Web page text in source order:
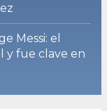
Messi: el
y fue clave en